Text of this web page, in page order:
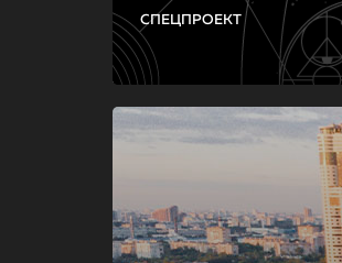
СПЕЦПРОЕКТ